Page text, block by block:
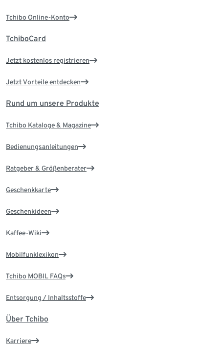
Tchibo Online-Konto
TchiboCard
Jetzt kostenlos registrieren
Jetzt Vorteile entdecken
Rund um unsere Produkte
Tchibo Kataloge & Magazine
Bedienungsanleitungen
Ratgeber & Größenberater
Geschenkkarte
Geschenkideen
Kaffee-Wiki
Mobilfunklexikon
Tchibo MOBIL FAQs
Entsorgung / Inhaltsstoffe
Über Tchibo
Karriere